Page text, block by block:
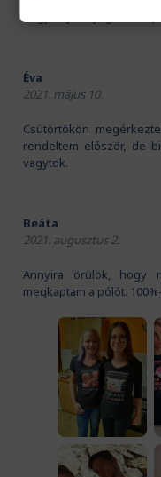
Éva
2021. május 10.
Csütörtökön
rendeltem először, de
vagytok.
Beáta
2021. augusztus 2.
Annyira örülök, hogy
megkaptam a pólót.